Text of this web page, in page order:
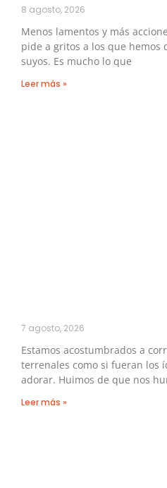
8 agosto, 2026
Menos lamentos y más
pide a gritos a los que hemos
suyos. Es mucho lo que
Leer más »
7 agosto, 2026
Estamos acostumbrados a
terrenales como si fueran los
adorar. Huimos de que nos
Leer más »